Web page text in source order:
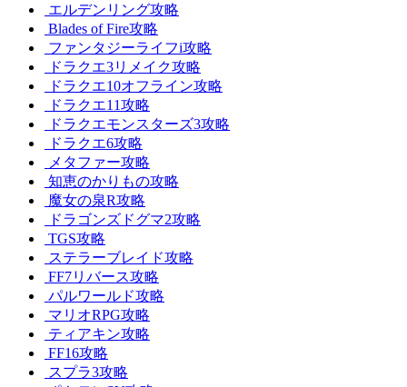
エルデンリング攻略
Blades of Fire攻略
ファンタジーライフi攻略
ドラクエ3リメイク攻略
ドラクエ10オフライン攻略
ドラクエ11攻略
ドラクエモンスターズ3攻略
ドラクエ6攻略
メタファー攻略
知恵のかりもの攻略
魔女の泉R攻略
ドラゴンズドグマ2攻略
TGS攻略
ステラーブレイド攻略
FF7リバース攻略
パルワールド攻略
マリオRPG攻略
ティアキン攻略
FF16攻略
スプラ3攻略